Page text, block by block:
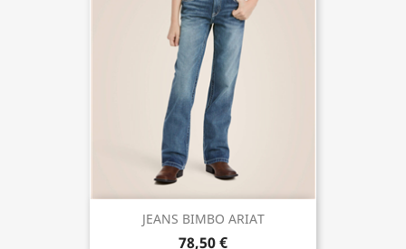
JEANS BIMBO ARIAT
78,50 €